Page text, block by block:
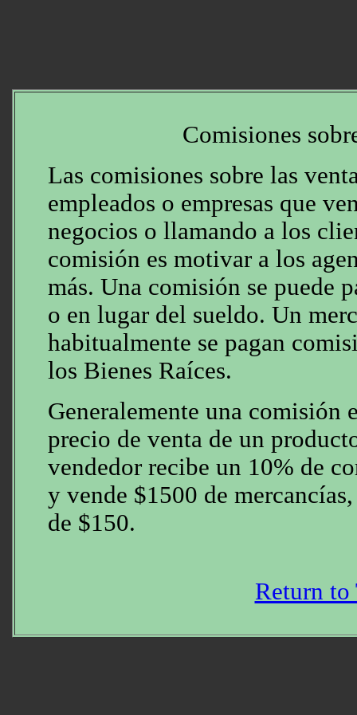
Comisiones
Las comisiones sobre las
empleados o empresas que
negocios o llamando a los
comisión es motivar a los
más. Una comisión se puede
o en lugar del sueldo. Un
habitualmente se pagan
los Bienes Raíces.
Generalemente una comisión
precio de venta de un
vendedor recibe un 10% de
y vende $1500 de
de $150.
Return to